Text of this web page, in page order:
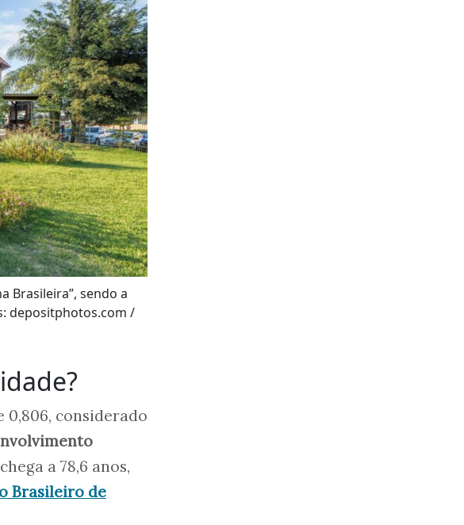
Brasileira”, sendo a
depositphotos.com /
0,806, considerado
a 78,6 anos,
Brasileiro de